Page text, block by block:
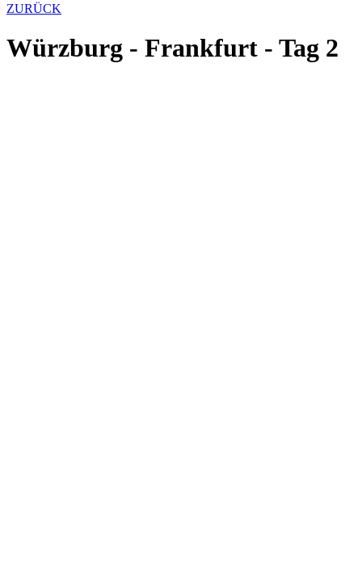
ZURÜCK
Würzburg - Frankfurt - Tag 2